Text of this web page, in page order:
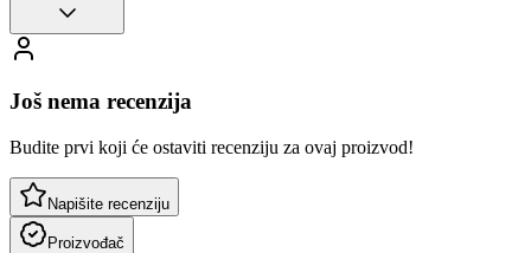
Još nema recenzija
Budite prvi koji će ostaviti recenziju za ovaj proizvod!
Napišite recenziju
Proizvođač